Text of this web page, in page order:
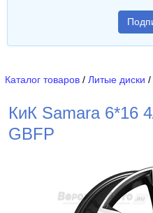
Каталог товаров / Литые диски /
КиК Samara 6*16
GBFP